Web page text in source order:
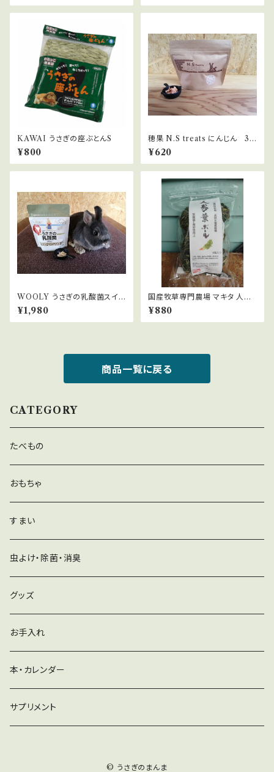
KAWAI うさぎの座ぶとんS
¥800
穂果 N.S treats にんじん 30
g
¥620
WOOLY うさぎの乳酸菌スイ
ートフレーバー 150g
¥1,980
国産牧草専門農場 マキタ 人参
¥880
商品一覧に戻る
CATEGORY
たべもの
おもちゃ
すまい
虫よけ・除菌・消臭
グッズ
お手入れ
本・カレンダー
サプリメント
© うさぎのまんま